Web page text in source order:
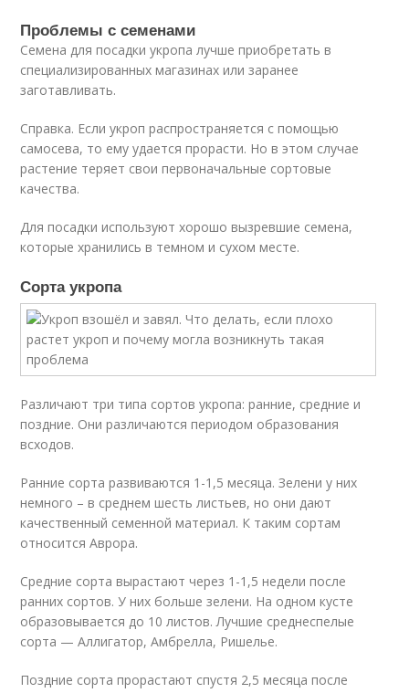
Проблемы с семенами
Семена для посадки укропа лучше приобретать в
специализированных магазинах или заранее
заготавливать.
Справка. Если укроп распространяется с помощью
самосева, то ему удается прорасти. Но в этом случае
растение теряет свои первоначальные сортовые
качества.
Для посадки используют хорошо вызревшие семена,
которые хранились в темном и сухом месте.
Сорта укропа
Различают три типа сортов укропа: ранние, средние и
поздние. Они различаются периодом образования
всходов.
Ранние сорта развиваются 1-1,5 месяца. Зелени у них
немного – в среднем шесть листьев, но они дают
качественный семенной материал. К таким сортам
относится Аврора.
Средние сорта вырастают через 1-1,5 недели после
ранних сортов. У них больше зелени. На одном кусте
образовывается до 10 листов. Лучшие среднеспелые
сорта — Аллигатор, Амбрелла, Ришелье.
Поздние сорта прорастают спустя 2,5 месяца после